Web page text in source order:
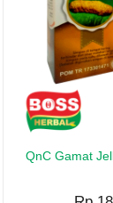
QnC Gamat